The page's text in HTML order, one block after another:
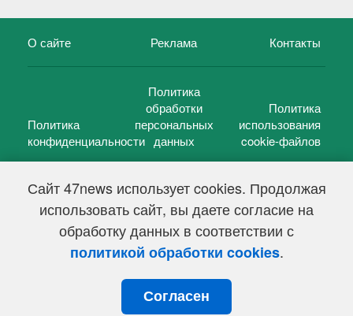
Сайт 47news использует cookies. Продолжая
использовать сайт, вы даете согласие на
обработку данных в соответствии с
политикой обработки cookies.
Согласен
О сайте Реклама Контакты
Политика
конфиденциальности
Политика
обработки
персональных
данных
Политика
использования
cookie-файлов
47 новостей (47 news)2005 — 2026 г.
Свидетельство о регистрации СМИ Эл № ФС 77-39848, выдано
Федеральной службой по надзору в сфере связи,
информационных технологий и массовых коммуникаций